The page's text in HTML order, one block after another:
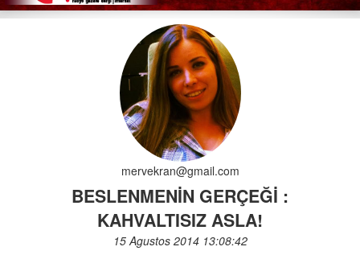
mervekran@gmail.com
BESLENMENİN GERÇEĞİ :
KAHVALTISIZ ASLA!
15 Agustos 2014 13:08:42